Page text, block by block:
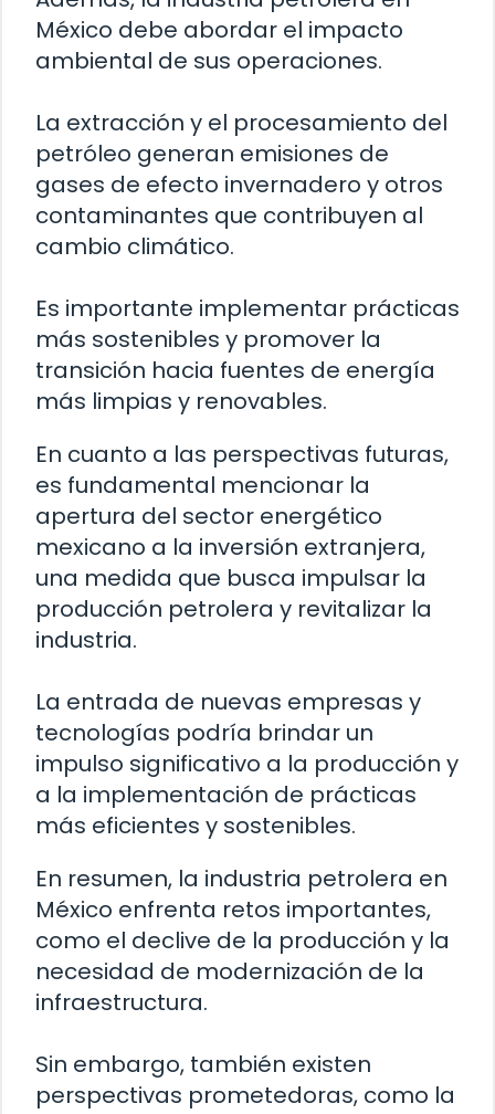
México debe abordar el impacto
ambiental de sus operaciones.
La extracción y el procesamiento del
petróleo generan emisiones de
gases de efecto invernadero y otros
contaminantes que contribuyen al
cambio climático.
Es importante implementar prácticas
más sostenibles y promover la
transición hacia fuentes de energía
más limpias y renovables.
En cuanto a las perspectivas futuras,
es fundamental mencionar la
apertura del sector energético
mexicano a la inversión extranjera,
una medida que busca impulsar la
producción petrolera y revitalizar la
industria.
La entrada de nuevas empresas y
tecnologías podría brindar un
impulso significativo a la producción y
a la implementación de prácticas
más eficientes y sostenibles.
En resumen, la industria petrolera en
México enfrenta retos importantes,
como el declive de la producción y la
necesidad de modernización de la
infraestructura.
Sin embargo, también existen
perspectivas prometedoras, como la